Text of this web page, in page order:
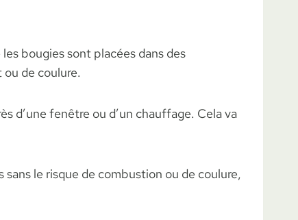
bougies sont placées dans des
de coulure.
d’une fenêtre ou d’un chauffage. Cela va
le risque de combustion ou de coulure,